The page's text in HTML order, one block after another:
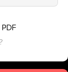
PDF